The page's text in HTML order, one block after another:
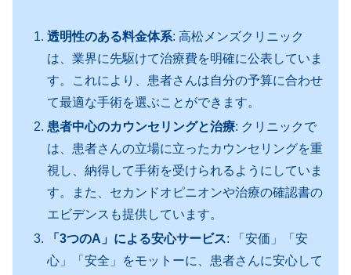
透明性のある料金体系: 高松メンズクリニック
は、業界に先駆けて治療費を明確に公表していま
す。これにより、患者さんは自分の予算に合わせ
て最適な手術を選ぶことができます。
患者中心のカウンセリングと治療: クリニックで
は、患者さんの立場に立ったカウンセリングを重
視し、納得して手術を受けられるようにしていま
す。また、セカンドオピニオンや治療の確認書の
エビデンスも提供しています。
「3つのA」による安心サービス: 「安価」「安
心」「安全」をモットーに、患者さんに安心して